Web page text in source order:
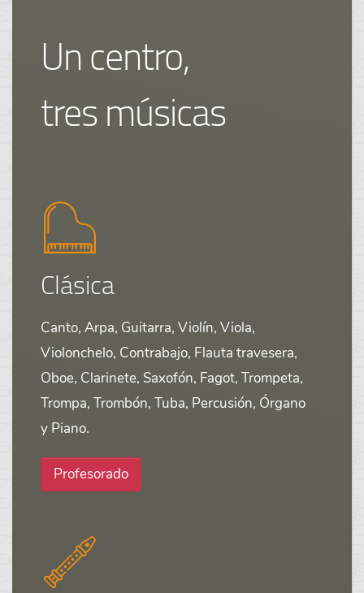
Un centro,
tres músicas
Clásica
Canto, Arpa, Guitarra, Violín, Viola,
Violonchelo, Contrabajo, Flauta travesera,
Oboe, Clarinete, Saxofón, Fagot, Trompeta,
Trompa, Trombón, Tuba, Percusión, Órgano
y Piano.
Profesorado